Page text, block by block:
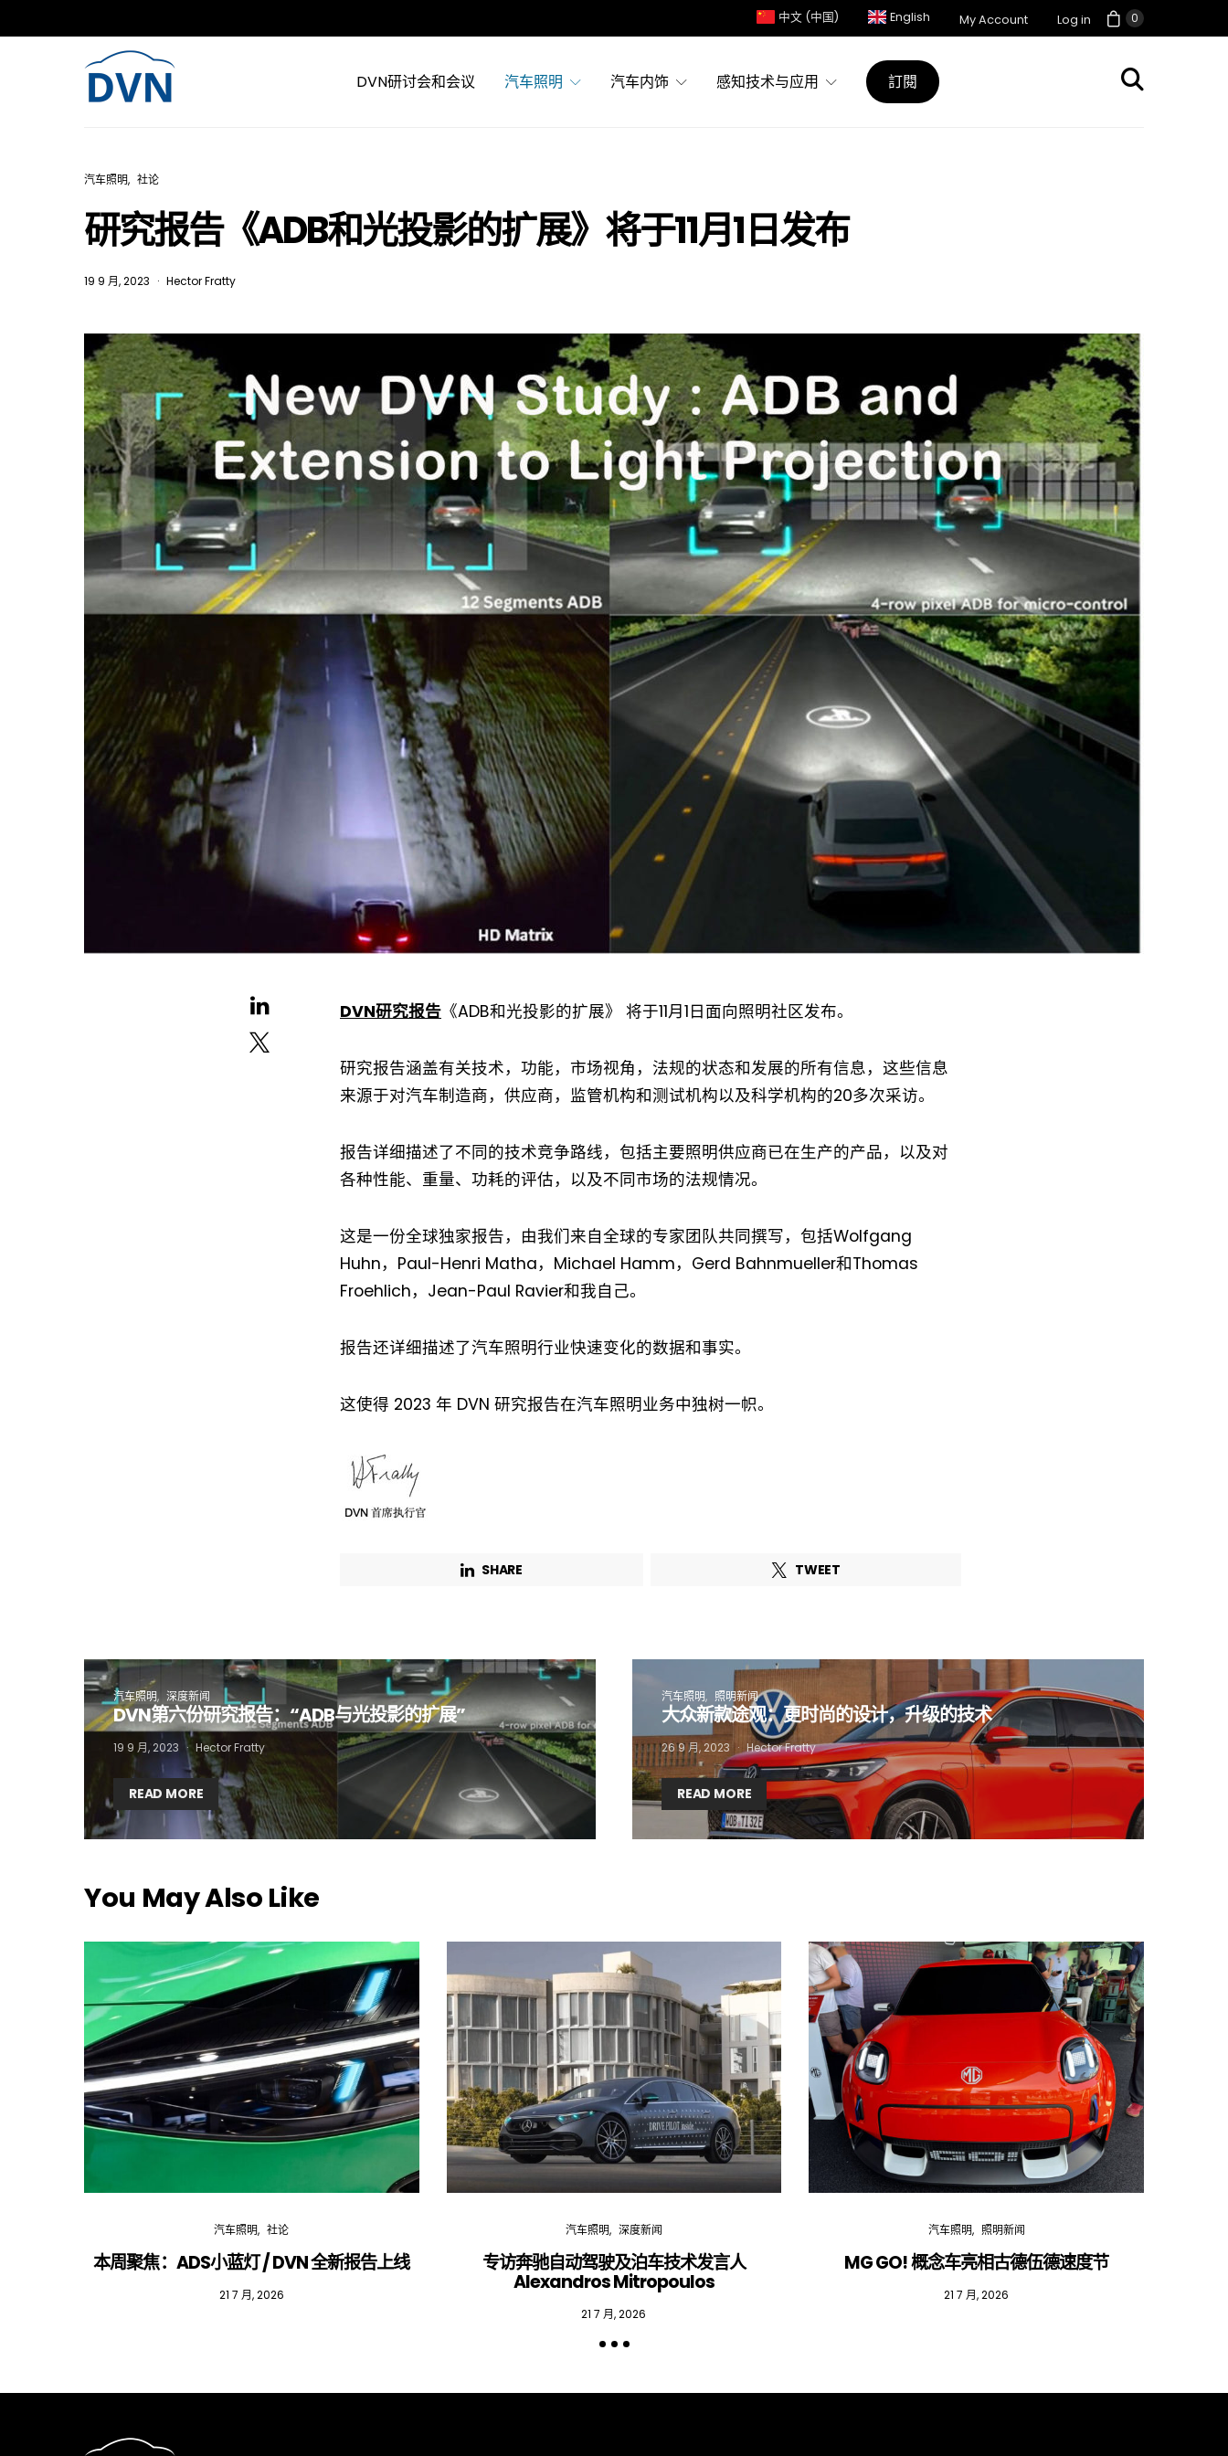
0
中文 (中国) English My Account Log in
DVN研讨会和会议 汽车照明 汽车内饰 感知技术与应用 訂閱
汽车照明 社论
研究报告《ADB和光投影的扩展》将于11月1日发布
19 9 月, 2023 Hector Fratty
DVN研究报告 《ADB和光投影的扩展》 将于11月1日面向照明社区发布。
研究报告涵盖有关技术，功能，市场视角，法规的状态和发展的所有信息，这些信息
来源于对汽车制造商，供应商，监管机构和测试机构以及科学机构的20多次采访。
报告详细描述了不同的技术竞争路线，包括主要照明供应商已在生产的产品，以及对
各种性能、重量、功耗的评估，以及不同市场的法规情况。
这是一份全球独家报告，由我们来自全球的专家团队共同撰写，包括Wolfgang
Huhn，Paul-Henri Matha，Michael Hamm，Gerd Bahnmueller和Thomas
Froehlich，Jean-Paul Ravier和我自己。
报告还详细描述了汽车照明行业快速变化的数据和事实。
这使得 2023 年 DVN 研究报告在汽车照明业务中独树一帜。
SHARE TWEET
汽车照明 深度新闻
DVN第六份研究报告：“ADB与光投影的扩展”
19 9 月, 2023 Hector Fratty
READ MORE
汽车照明 照明新闻
大众新款途观：更时尚的设计，升级的技术
26 9 月, 2023 Hector Fratty
READ MORE
You May Also Like
汽车照明 社论
本周聚焦：ADS小蓝灯 / DVN 全新报告上线
21 7 月, 2026
汽车照明 深度新闻
专访奔驰自动驾驶及泊车技术发言人
Alexandros Mitropoulos
21 7 月, 2026
汽车照明 照明新闻
MG GO! 概念车亮相古德伍德速度节
21 7 月, 2026
Not a DVN member?
Receive DVN newsletter headlines for
First name* Last name*
bi-monthly Sensing & Applications newsletter